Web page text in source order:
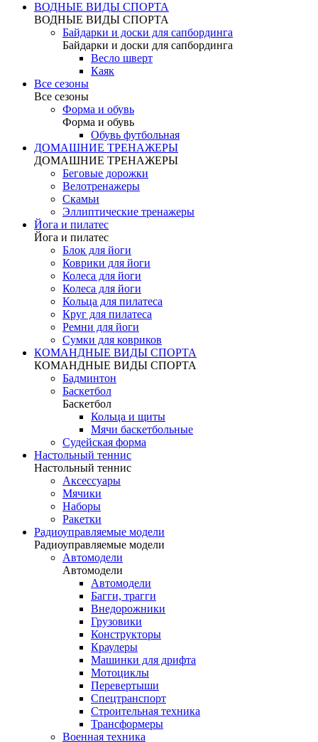
ВОДНЫЕ ВИДЫ СПОРТА
ВОДНЫЕ ВИДЫ СПОРТА
Байдарки и доски для сапбординга
Байдарки и доски для сапбординга
Весло шверт
Каяк
Все сезоны
Все сезоны
Форма и обувь
Форма и обувь
Обувь футбольная
ДОМАШНИЕ ТРЕНАЖЕРЫ
ДОМАШНИЕ ТРЕНАЖЕРЫ
Беговые дорожки
Велотренажеры
Скамьи
Эллиптические тренажеры
Йога и пилатес
Йога и пилатес
Блок для йоги
Коврики для йоги
Колеса для йоги
Колеса для йоги
Кольца для пилатеса
Круг для пилатеса
Ремни для йоги
Сумки для ковриков
КОМАНДНЫЕ ВИДЫ СПОРТА
КОМАНДНЫЕ ВИДЫ СПОРТА
Бадминтон
Баскетбол
Баскетбол
Кольца и щиты
Мячи баскетбольные
Судейская форма
Настольный теннис
Настольный теннис
Аксессуары
Мячики
Наборы
Ракетки
Радиоуправляемые модели
Радиоуправляемые модели
Автомодели
Автомодели
Автомодели
Багги, трагги
Внедорожники
Грузовики
Конструкторы
Краулеры
Машинки для дрифта
Мотоциклы
Перевертыши
Спецтранспорт
Строительная техника
Трансформеры
Военная техника